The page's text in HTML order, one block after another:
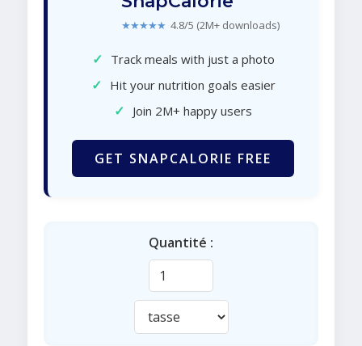
★★★★★ 4.8/5 (2M+ downloads)
✓ Track meals with just a photo
✓ Hit your nutrition goals easier
✓ Join 2M+ happy users
GET SNAPCALORIE FREE
Quantité :